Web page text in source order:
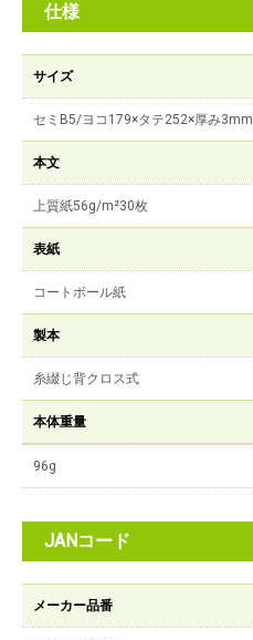
仕様
サイズ
セミB5/ヨコ179×タテ252×厚み3mm
本文
上質紙56g/m²30枚
表紙
コートボール紙
製本
糸綴じ背クロス式
本体重量
96g
JANコード
メーカー品番